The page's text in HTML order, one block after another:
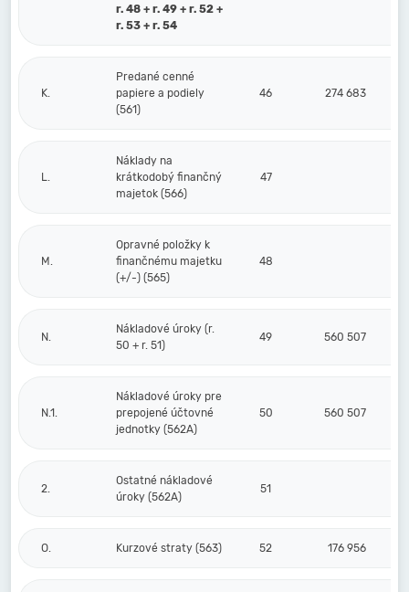
r. 48 + r. 49 + r. 52 +
r. 53 + r. 54
K.
Predané cenné
papiere a podiely
(561)
46 274 683
L.
Náklady na
krátkodobý finančný
majetok (566)
47
M.
Opravné položky k
finančnému majetku
(+/-) (565)
48
N.
Nákladové úroky (r.
50 + r. 51)
49 560 507
N.1.
Nákladové úroky pre
prepojené účtovné
jednotky (562A)
50 560 507
2.
Ostatné nákladové
úroky (562A)
51
O. Kurzové straty (563) 52 176 956